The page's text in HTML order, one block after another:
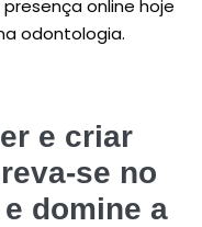
online hoje
odontologia.
e criar
se no
domine a